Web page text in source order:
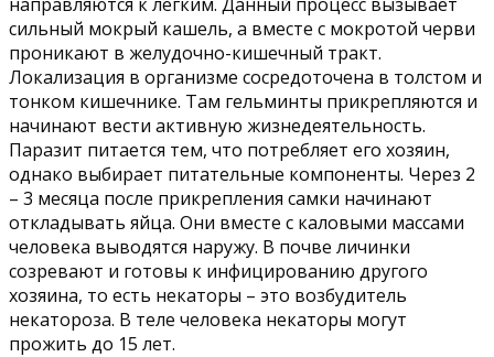
сильный мокрый кашель, а вместе с мокротой черви
проникают в желудочно-кишечный тракт.
Локализация в организме сосредоточена в толстом и
тонком кишечнике. Там гельминты прикрепляются и
начинают вести активную жизнедеятельность.
Паразит питается тем, что потребляет его хозяин,
однако выбирает питательные компоненты. Через 2
– 3 месяца после прикрепления самки начинают
откладывать яйца. Они вместе с каловыми массами
человека выводятся наружу. В почве личинки
созревают и готовы к инфицированию другого
хозяина, то есть некаторы – это возбудитель
некатороза. В теле человека некаторы могут
прожить до 15 лет.